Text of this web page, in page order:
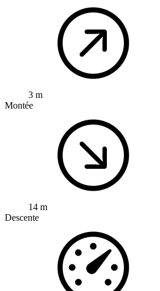
3 m
Montée
14 m
Descente